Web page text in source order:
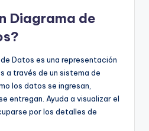
Diagrama de
Datos es una representación
a través de un sistema de
los datos se ingresan,
entregan. Ayuda a visualizar el
por los detalles de